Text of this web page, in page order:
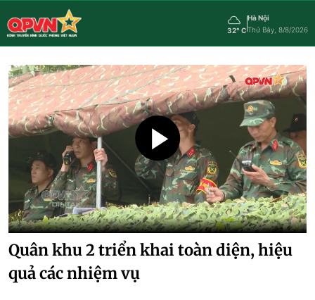
32° C
Hà Nội
Thứ Bảy, 8/8/2026
Quân khu 2 triển khai toàn diện, hiệu
quả các nhiệm vụ